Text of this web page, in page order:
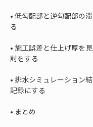
• 低勾配部と逆勾配部の
• 施工誤差と仕上げ厚を
• 排水シミュレーション
• まとめ